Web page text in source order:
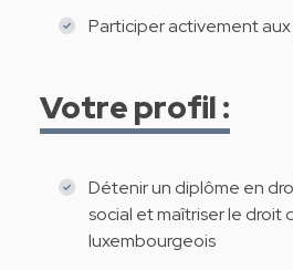
Participer activement aux
Votre profil :
Détenir un diplôme en
social et maîtriser le droit
luxembourgeois